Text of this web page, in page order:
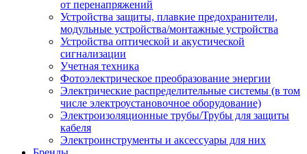
от перенапряжений
Устройства защиты, плавкие предохранители,
модульные устройства/монтажные устройства
Устройства оптической и акустической
сигнализации
Учетная техника
Фотоэлектрическое преобразование энергии
Электрические распределительные системы (в том
числе электроустановочное оборудование)
Электроизоляционные трубы/Трубы для защиты
кабеля
Электроинструменты и аксессуары для них